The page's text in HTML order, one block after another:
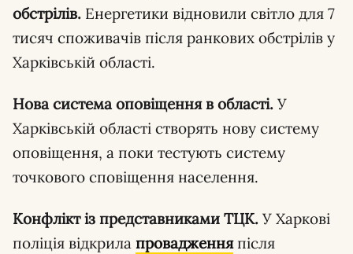
обстрілів. Енергетики відновили світло для 7
тисяч споживачів після ранкових обстрілів у
Харківській області.
Нова система оповіщення в області. У
Харківській області створять нову систему
оповіщення, а поки тестують систему
точкового сповіщення населення.
Конфлікт із представниками ТЦК. У Харкові
поліція відкрила провадженняпісля